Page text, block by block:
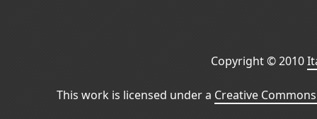
Copyright © 2010
This work is licensed under a Creative